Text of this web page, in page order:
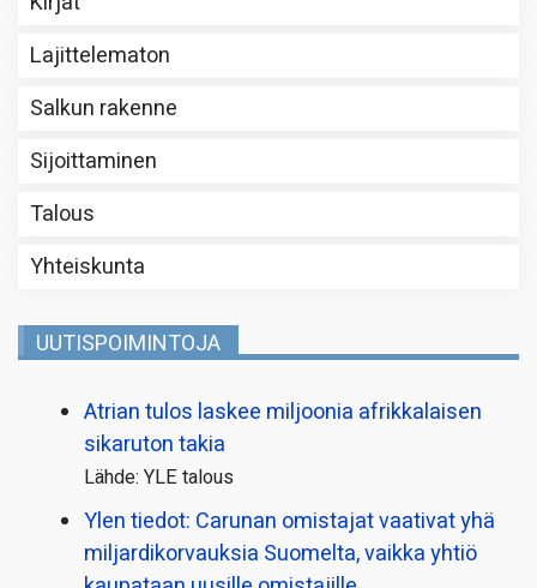
Lajittelematon
Salkun rakenne
Sijoittaminen
Talous
Yhteiskunta
UUTISPOIMINTOJA
Atrian tulos laskee miljoonia afrikkalaisen
sikaruton takia
Lähde: YLE talous
Ylen tiedot: Carunan omistajat vaativat yhä
miljardi­korvauksia Suomelta, vaikka yhtiö